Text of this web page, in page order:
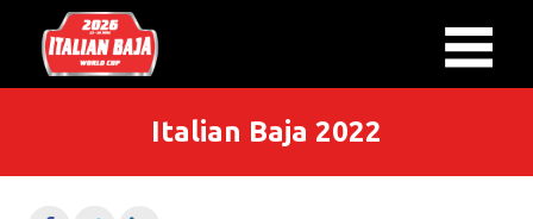
Italian Baja 2022